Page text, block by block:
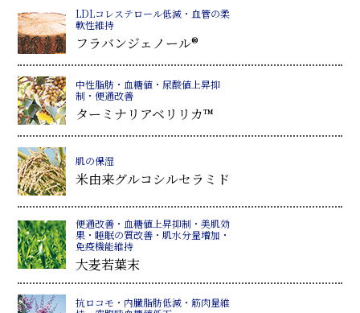
LDLコレステロール低減・血管の柔
軟性維持
フラバンジェノール®
中性脂肪・血糖値・尿酸値上昇抑
制・便通改善
ターミナリアベリリカ™
肌の保湿
米由来グルコシルセラミド
便通改善・血糖値上昇抑制・美肌効
果・睡眠の質改善・肌水分量増加・
免疫機能維持
大麦若葉末
抗ロコモ・内臓脂肪低減・筋肉量維